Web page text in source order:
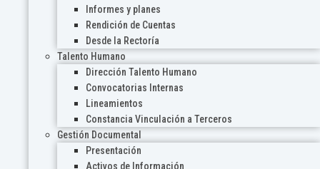
Informes y planes
Rendición de Cuentas
Desde la Rectoría
Talento Humano
Dirección Talento Humano
Convocatorias Internas
Lineamientos
Constancia Vinculación a Terceros
Gestión Documental
Presentación
Activos de Información